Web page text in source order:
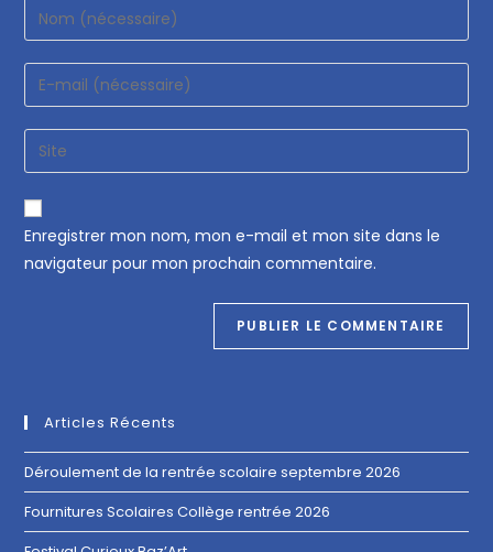
Enregistrer mon nom, mon e-mail et mon site dans le
navigateur pour mon prochain commentaire.
Articles Récents
Déroulement de la rentrée scolaire septembre 2026
Fournitures Scolaires Collège rentrée 2026